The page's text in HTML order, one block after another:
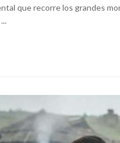
que recorre los grandes